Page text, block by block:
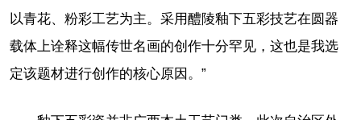
以青花、粉彩工艺为主。采用醴陵釉下五彩技艺在圆器
载体上诠释这幅传世名画的创作十分罕见，这也是我选
定该题材进行创作的核心原因。”